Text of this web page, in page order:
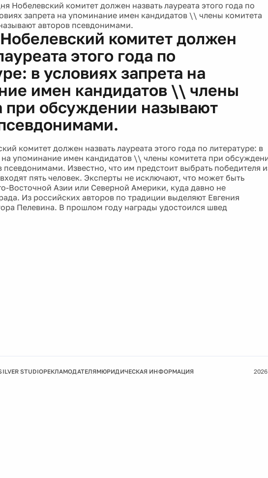
Нобелевский комитет должен назвать лауреата этого года по
запрета на упоминание имен кандидатов \\ члены комитета
авторов псевдонимами.
комитет должен
этого года по
в условиях запрета на
имен кандидатов \\ члены
при обсуждении называют
комитет должен назвать лауреата этого года по литературе: в
на упоминание имен кандидатов \\ члены комитета при
псевдонимами. Известно, что им предстоит выбрать победителя
пять человек. Эксперты не исключают, что может быть
Восточной Азии или Северной Америки, куда давно не
Из российских авторов по традиции выделяют Евгения
Пелевина. В прошлом году награды удостоился швед
STUDIOРЕКЛАМОДАТЕЛЯМЮРИДИЧЕСКАЯ ИНФОРМАЦИЯ